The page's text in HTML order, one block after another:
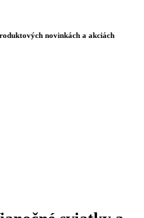
novinkách a akciách